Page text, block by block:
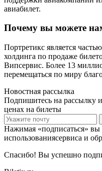
авиабилет.
Почему вы можете
Портретикс является
холдинга по продаже
Випсервис. Более 13
перемещаться по миру
Новостная рассылка
Подпишитесь на рассылку
ценах на билеты
Нажимая «подписаться» вы
использованиясервиса и
Спасибо! Вы успешно